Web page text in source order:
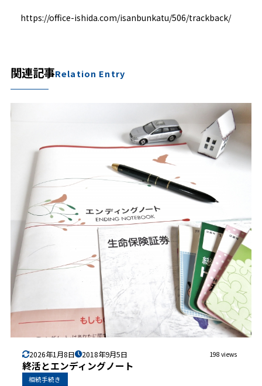
https://office-ishida.com/isanbunkatu/506/trackback/
関連記事Relation Entry
2026年1月8日 2018年9月5日 198 views
終活とエンディングノート
相続手続き